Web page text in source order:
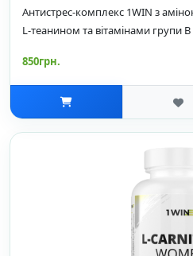
Антистрес-комплекс 1WIN з
L-теанином та вітамінами групи B
850грн.